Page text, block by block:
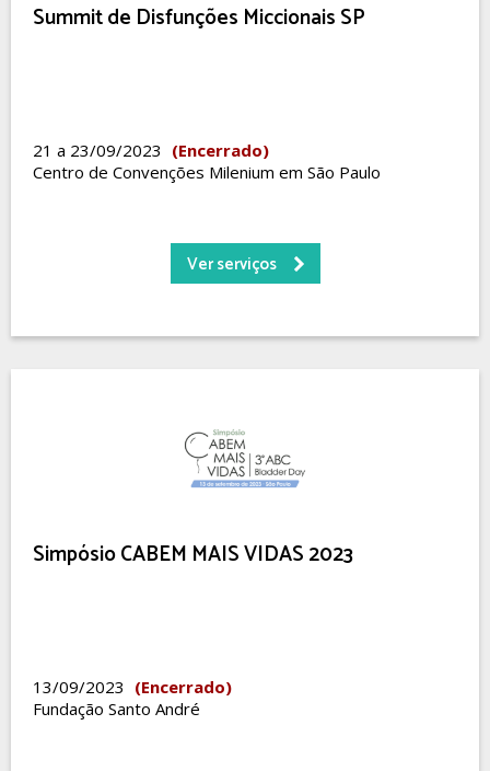
Summit de Disfunções Miccionais SP
21 a 23/09/2023 (Encerrado)
Centro de Convenções Milenium em São Paulo
Ver serviços
Simpósio CABEM MAIS VIDAS 2023
13/09/2023 (Encerrado)
Fundação Santo André